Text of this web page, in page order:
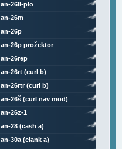
an-26ll-plo
an-26m
an-26p
an-26p prožektor
an-26rep
an-26rt (curl b)
an-26rtr (curl b)
an-26š (curl nav mod)
an-26z-1
an-28 (cash a)
an-30a (clank a)